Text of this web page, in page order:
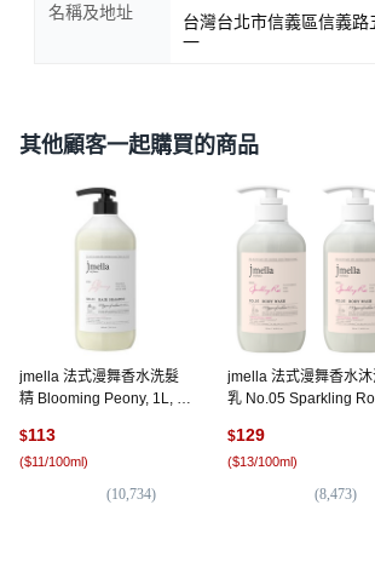
名稱及地址
台灣台北市信義區信義路
一
其他顧客一起購買的商品
jmella 法式漫舞香水洗髮
精 Blooming Peony, 1L, 1
$113
($11/100ml)
(10,734)
jmella 法式漫舞香水
乳 No.05 Sparkling
$129
($13/100ml)
(8,473)